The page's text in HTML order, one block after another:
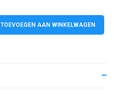
TOEVOEGEN AAN WINKELWAGEN